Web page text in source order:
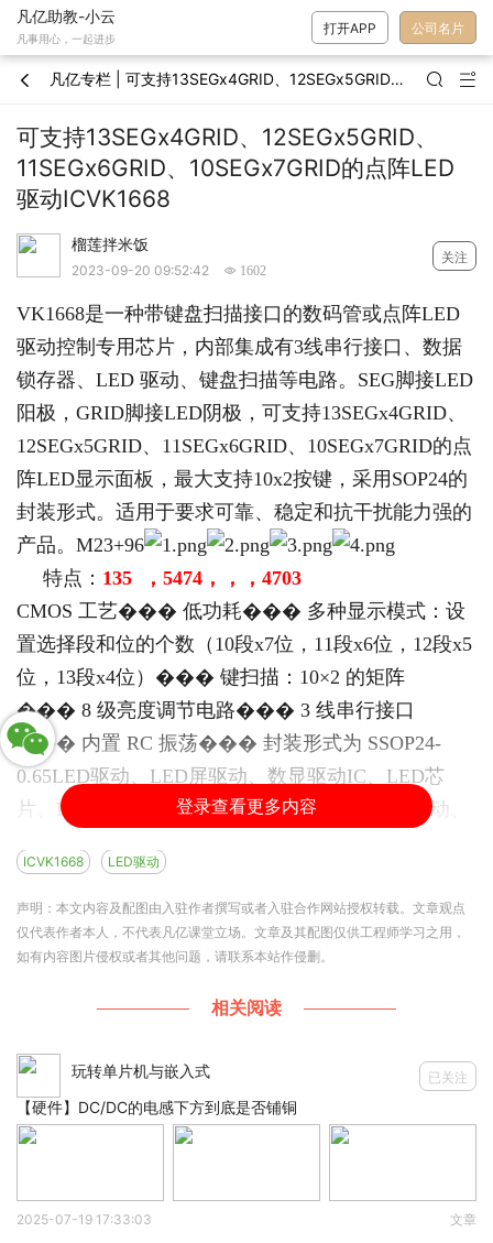
凡亿助教-小云
凡事用心，一起进步
打开APP 公司名片
 凡亿专栏 | 可支持13SEGx4GRID、12SEGx5GRID、11SEGx6GRID、10SEGx7GRID的点阵LED驱动ICVK1668  
可支持13SEGx4GRID、12SEGx5GRID、
11SEGx6GRID、10SEGx7GRID的点阵LED
驱动ICVK1668
榴莲拌米饭
2023-09-20 09:52:42  1602
关注
VK1668是一种带键盘扫描接口的数码管或点阵LED
驱动控制专用芯片，内部集成有3线串行接口、数据
锁存器、 LED 驱动、键盘扫描等电路。 SEG脚接LED
阳极， GRID脚接LED阴极，可支持13SEGx4GRID、
12SEGx5GRID、 11SEGx6GRID、 10SEGx7GRID的点
阵LED显示面板，最大支持10x2按键，采用 SOP24的
封装形式。适用于要求可靠、稳定和抗干扰能力强的
产品。 M23+96
特点： 135 ， 5474 ，，， 4703
CMOS 工艺��� 低功耗��� 多种显示模式：设
置选择段和位的个数（ 10段x7位， 11段x6位， 12段x5
位， 13段x4位） ��� 键扫描： 10×2 的矩阵
��� 8 级亮度调节电路��� 3 线串行接口
��� 内置 RC 振荡��� 封装形式为 SSOP24-
0.65LED驱动、 LED屏驱动、数显驱动IC 、 LED芯
片、 LED 驱动器、数码管显示驱动、
显示驱动、
IC、点阵 LED显示驱动、
片、数码管芯片、数码管驱动、数显屏驱动、数显
IC 、数显芯片、数显驱动、 LED数显IC、数显驱动原
LED驱动电路、数显LED 屏驱动、LED
驱动、LED数显驱动、数码管显示
、数码管显示芯
片、数码管驱动芯片、LED显示驱动芯片、显示数码
管驱动、
控制电路、数显
驱动芯片、数显
码管驱动原厂、LED驱动厂家、LED驱动原厂、LED
登录查看更多内容
ICVK1668 LED驱动
声明：本文内容及配图由入驻作者撰写或者入驻合作网站授权转载。文章观点
仅代表作者本人，不代表凡亿课堂立场。文章及其配图仅供工程师学习之用，
如有内容图片侵权或者其他问题，请联系本站作侵删。
相关阅读
玩转单片机与嵌入式 已关注
【硬件】DC/DC的电感下方到底是否铺铜
2025-07-19 17:33:03 文章